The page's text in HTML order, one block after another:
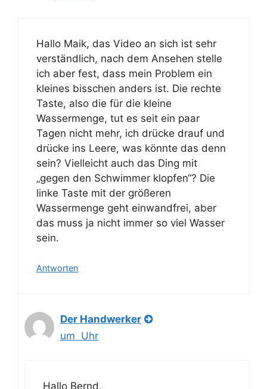
Hallo Maik, das Video an sich ist sehr
verständlich, nach dem Ansehen stelle
ich aber fest, dass mein Problem ein
kleines bisschen anders ist. Die rechte
Taste, also die für die kleine
Wassermenge, tut es seit ein paar
Tagen nicht mehr, ich drücke drauf und
drücke ins Leere, was könnte das denn
sein? Vielleicht auch das Ding mit
„gegen den Schwimmer klopfen“? Die
linke Taste mit der größeren
Wassermenge geht einwandfrei, aber
das muss ja nicht immer so viel Wasser
sein.
Antworten
Der Handwerker
um Uhr
Hallo Bernd,